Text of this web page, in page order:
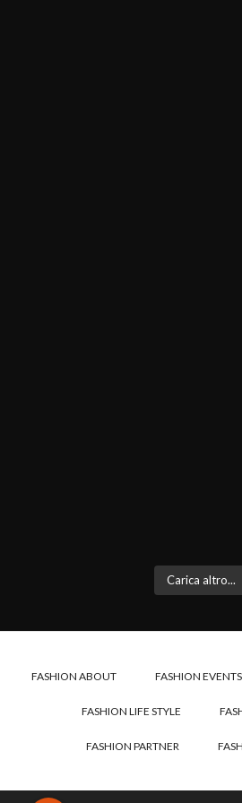
Carica altro...
FASHION ABOUT FASHION EVENTS
FASHION LIFE STYLE
FASHION PARTNER